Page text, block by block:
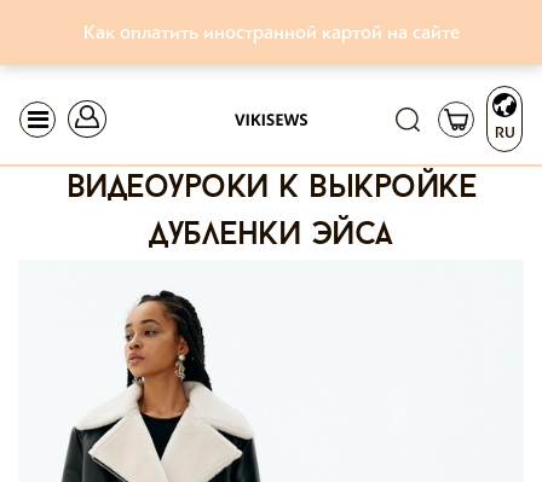
Как оплатить иностранной картой на сайте
RU
видеоуроки к выкройке
дубленки эйса